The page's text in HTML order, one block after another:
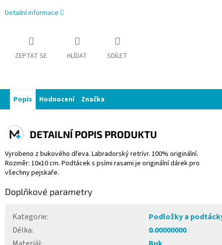
Detailní informace
ZEPTAT SE HLÍDAT SDÍLET
Popis Hodnocení Značka
DETAILNÍ POPIS PRODUKTU
Vyrobeno z bukového dřeva. Labradorský retrívr. 100% originální.
Rozměr: 10x10 cm. Podtácek s psími rasami je originální dárek pro
všechny pejskaře.
Doplňkové parametry
Kategorie:
Podložky a
Délka:
0.00000000